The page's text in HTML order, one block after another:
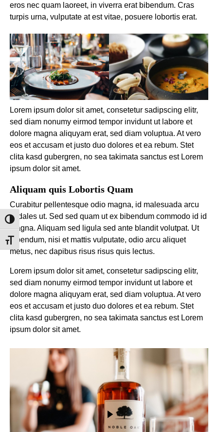
Alternar alto contraste
Alternar tamaño de letra
eros nec quam laoreet, in viverra erat bibendum. Cras
turpis urna, vulputate at est vitae, posuere lobortis erat.
Lorem ipsum dolor sit amet, consetetur sadipscing elitr,
sed diam nonumy eirmod tempor invidunt ut labore et
dolore magna aliquyam erat, sed diam voluptua. At vero
eos et accusam et justo duo dolores et ea rebum. Stet
clita kasd gubergren, no sea takimata sanctus est Lorem
ipsum dolor sit amet.
Aliquam quis Lobortis Quam
Curabitur pellentesque odio magna, id malesuada arcu
sodales ut. Sed sed quam ut ex bibendum commodo id id
magna. Aliquam sed ligula sed ante blandit volutpat. Ut
bibendum, nisi et mattis vulputate, odio arcu aliquet
metus, nec dapibus risus risus quis lectus.
Lorem ipsum dolor sit amet, consetetur sadipscing elitr,
sed diam nonumy eirmod tempor invidunt ut labore et
dolore magna aliquyam erat, sed diam voluptua. At vero
eos et accusam et justo duo dolores et ea rebum. Stet
clita kasd gubergren, no sea takimata sanctus est Lorem
ipsum dolor sit amet.